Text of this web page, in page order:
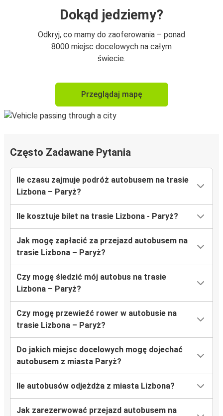
Dokąd jedziemy?
Odkryj, co mamy do zaoferowania – ponad
8000 miejsc docelowych na całym
świecie.
Przeglądaj mapę
Często Zadawane Pytania
Ile czasu zajmuje podróż autobusem na trasie
Lizbona – Paryż?
Ile kosztuje bilet na trasie Lizbona - Paryż?
Jak mogę zapłacić za przejazd autobusem na
trasie Lizbona – Paryż?
Czy mogę śledzić mój autobus na trasie
Lizbona – Paryż?
Czy mogę przewieźć rower w autobusie na
trasie Lizbona – Paryż?
Do jakich miejsc docelowych mogę dojechać
autobusem z miasta Paryż?
Ile autobusów odjeżdża z miasta Lizbona?
Jak zarezerwować przejazd autobusem na